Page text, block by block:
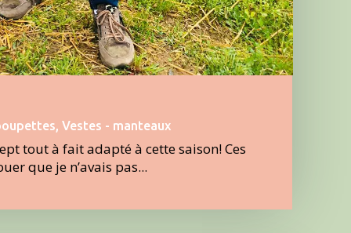
, Vestes - manteaux
tout à fait adapté à cette saison! Ces
que je n’avais pas...